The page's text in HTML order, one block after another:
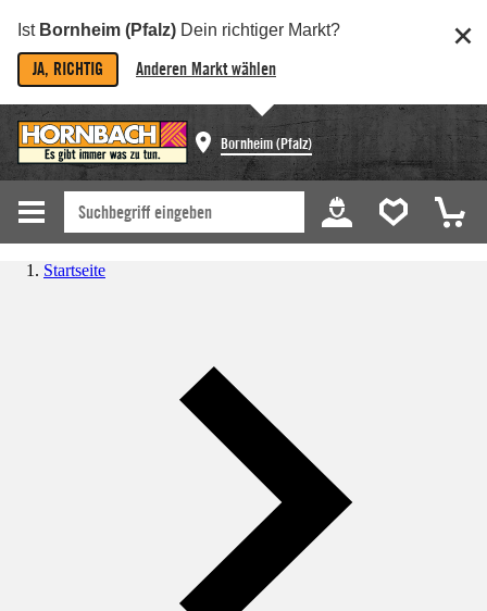
Ist Bornheim (Pfalz) Dein richtiger Markt?
JA, RICHTIG Anderen Markt wählen
Bornheim (Pfalz)
Startseite